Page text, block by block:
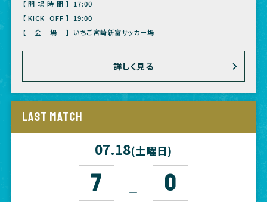
【開場時間】
17:00
【KICK OFF】
19:00
【会場】
いちご宮崎新富サッカー場
詳しく見る
LAST MATCH
07.18(土曜日)
7 ― 0